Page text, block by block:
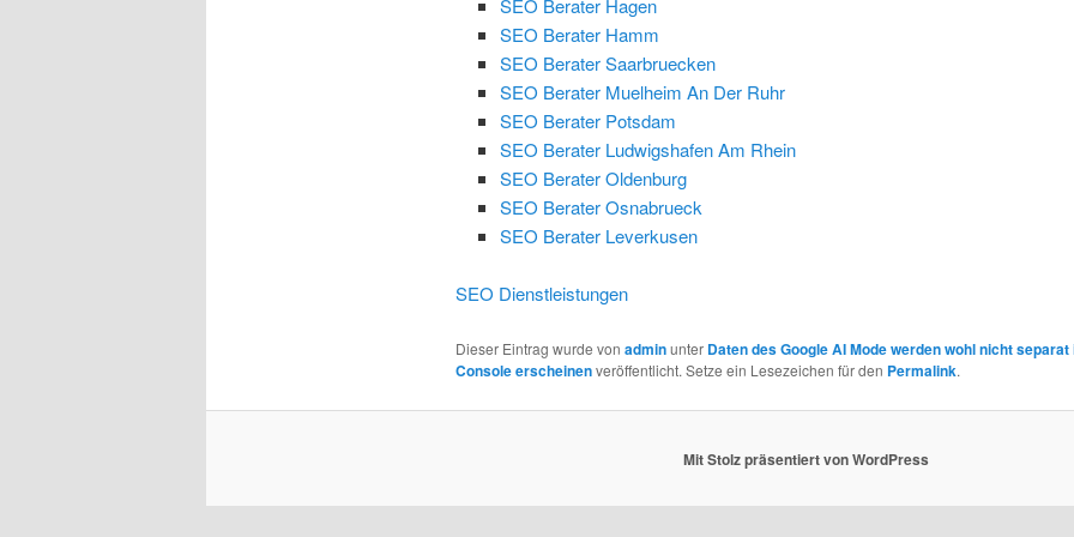
SEO Berater Hagen
SEO Berater Hamm
SEO Berater Saarbruecken
SEO Berater Muelheim An Der Ruhr
SEO Berater Potsdam
SEO Berater Ludwigshafen Am Rhein
SEO Berater Oldenburg
SEO Berater Osnabrueck
SEO Berater Leverkusen
SEO Dienstleistungen
Dieser Eintrag wurde von adminunter Daten des Google AI Mode werden wohl nicht
Console erscheinenveröffentlicht. Setze ein Lesezeichen für den Permalink.
Mit Stolz präsentiert von WordPress